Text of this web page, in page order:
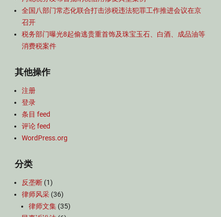
全国八部门常态化联合打击涉税违法犯罪工作推进会议在京
召开
税务部门曝光8起偷逃贵重首饰及珠宝玉石、白酒、成品油等
消费税案件
其他操作
注册
登录
条目 feed
评论 feed
WordPress.org
分类
反垄断 (1)
律师风采 (36)
律师文集 (35)